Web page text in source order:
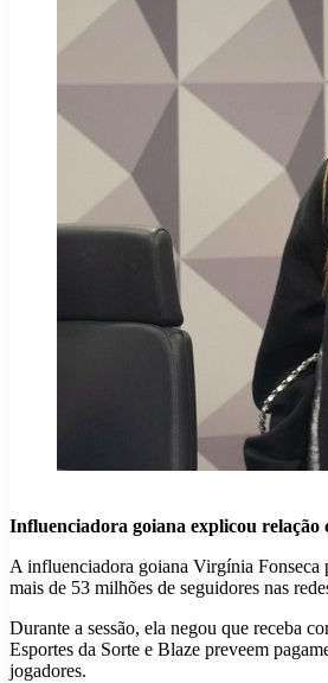
Influenciadora goiana explicou relação
A influenciadora goiana Virgínia Fonseca
mais de 53 milhões de seguidores nas
Durante a sessão, ela negou que receba
Esportes da Sorte e Blaze preveem
jogadores.